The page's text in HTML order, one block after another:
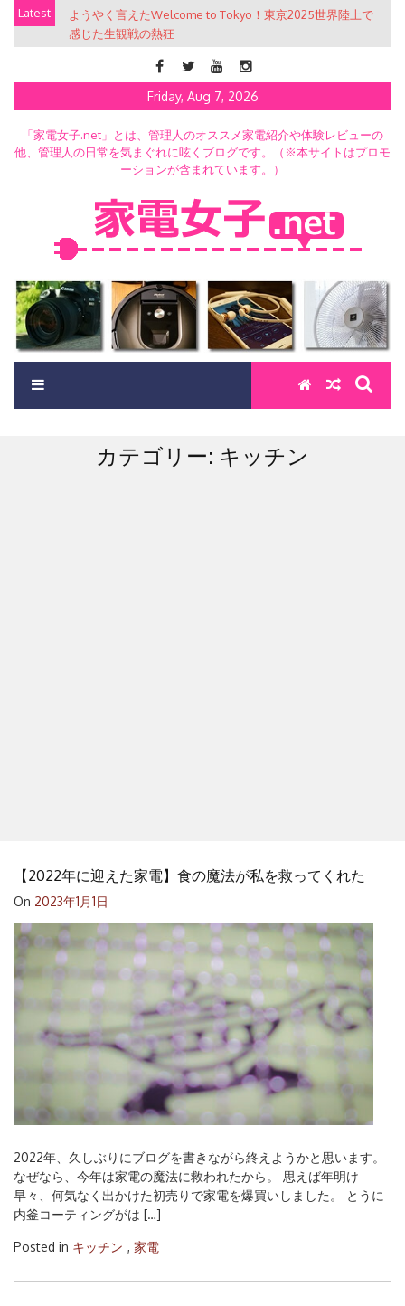
Skip
content
Latest
ようやく言えたWelcome to Tokyo！東京2025世界陸上で
感じた生観戦の熱狂
Friday, Aug 7, 2026
「家電女子.net」とは、管理人のオススメ家電紹介や体験レビューの
他、管理人の日常を気まぐれに呟くブログです。（※本サイトはプロモ
ーションが含まれています。）
カテゴリー: キッチン
【2022年に迎えた家電】食の魔法が私を救ってくれた
On 2023年1月1日
2022年、久しぶりにブログを書きながら終えようかと思います。
なぜなら、今年は家電の魔法に救われたから。 思えば年明け
早々、何気なく出かけた初売りで家電を爆買いしました。 とうに
内釜コーティングがは […]
Posted in キッチン , 家電